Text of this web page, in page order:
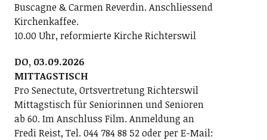
Buscagne & Carmen Reverdin. Anschliessend
Kirchenkaffee.
10.00 Uhr, reformierte Kirche Richterswil
DO, 03.09.2026
MITTAGSTISCH
Pro Senectute, Ortsvertretung Richterswil
Mittagstisch für Seniorinnen und Senioren
ab 60. Im Anschluss Film. Anmeldung an
Fredi Reist, Tel. 044 784 88 52 oder per E-Mail: